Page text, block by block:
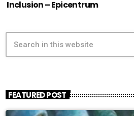
Inclusion – Epicentrum
FEATURED POST